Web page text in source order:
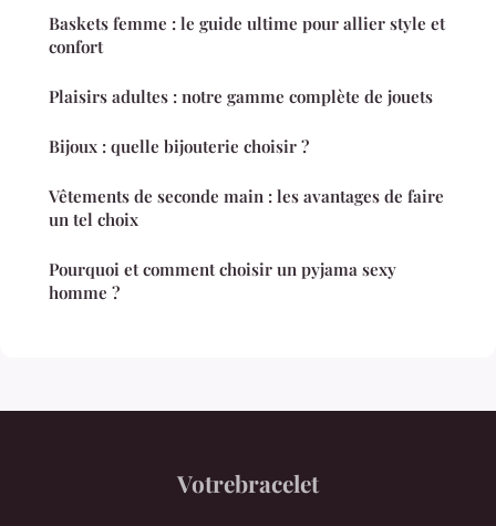
Baskets femme : le guide ultime pour allier style et
confort
Plaisirs adultes : notre gamme complète de jouets
Bijoux : quelle bijouterie choisir ?
Vêtements de seconde main : les avantages de faire
un tel choix
Pourquoi et comment choisir un pyjama sexy
homme ?
Votrebracelet